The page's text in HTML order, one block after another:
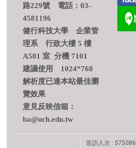
路229號 電話：03-
4581196
健行科技大學 企業管
理系 行政大樓 5 樓
A501 室 分機 7101
建議使用 1024*768
解析度已達本站最佳瀏
覽效果
意見反映信箱：
ba@uch.edu.tw
造訪人次 : 575086